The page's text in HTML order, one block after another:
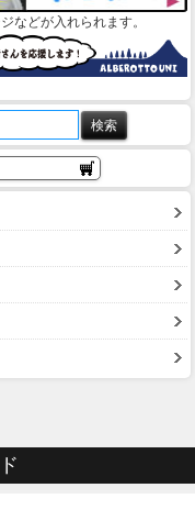
などが入れられます。